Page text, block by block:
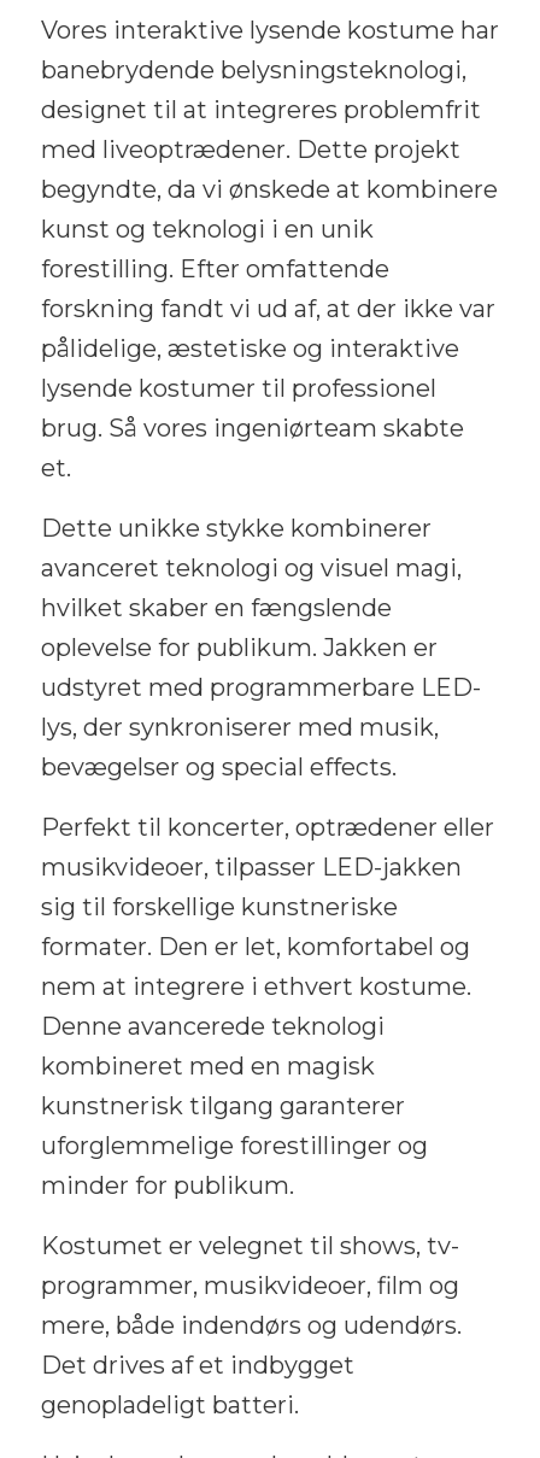
Vores interaktive lysende kostume har
banebrydende belysningsteknologi,
designet til at integreres problemfrit
med liveoptrædener. Dette projekt
begyndte, da vi ønskede at kombinere
kunst og teknologi i en unik
forestilling. Efter omfattende
forskning fandt vi ud af, at der ikke var
pålidelige, æstetiske og interaktive
lysende kostumer til professionel
brug. Så vores ingeniørteam skabte
et.
Dette unikke stykke kombinerer
avanceret teknologi og visuel magi,
hvilket skaber en fængslende
oplevelse for publikum. Jakken er
udstyret med programmerbare LED-
lys, der synkroniserer med musik,
bevægelser og special effects.
Perfekt til koncerter, optrædener eller
musikvideoer, tilpasser LED-jakken
sig til forskellige kunstneriske
formater. Den er let, komfortabel og
nem at integrere i ethvert kostume.
Denne avancerede teknologi
kombineret med en magisk
kunstnerisk tilgang garanterer
uforglemmelige forestillinger og
minder for publikum.
Kostumet er velegnet til shows, tv-
programmer, musikvideoer, film og
mere, både indendørs og udendørs.
Det drives af et indbygget
genopladeligt batteri.